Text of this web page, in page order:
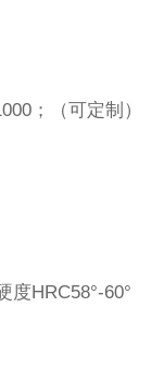
；（可定制）
度HRC58°-60°